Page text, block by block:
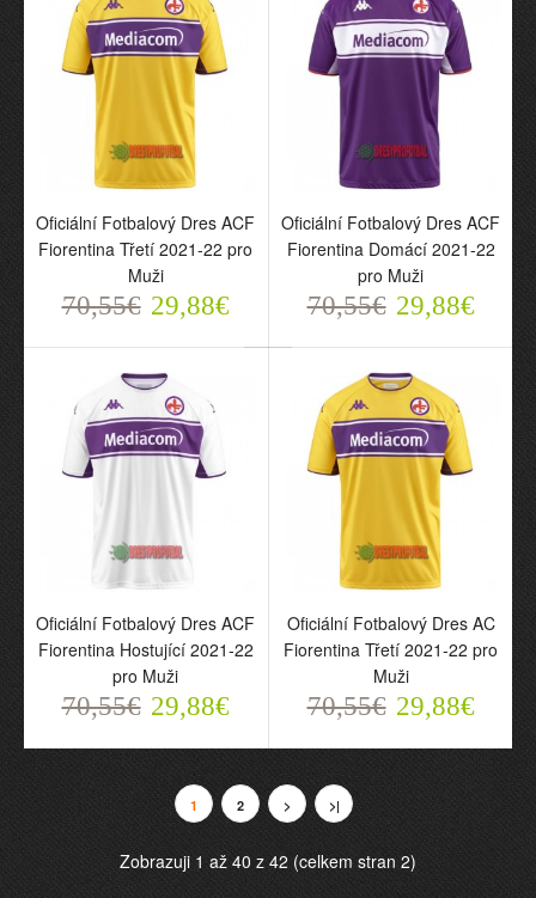
Oficiální Fotbalový Dres
AC Fiorentina Domácí
70,55€ 29,88€
Oficiální Fotbalový Dres
AC Fiorentina Hostující
70,55€ 29,88€
ACF Fiorentina Třetí
2021-22 pro Muži
70,55€ 29,88€
ACF Fiorentina Domácí
2021-22 pro Muži
70,55€ 29,88€
Oficiální Fotbalový Dres ACF
Fiorentina Třetí 2021-22 pro
Muži
70,55€ 29,88€
Oficiální Fotbalový Dres ACF
Fiorentina Domácí 2021-22
pro Muži
70,55€ 29,88€
Oficiální Fotbalový Dres ACF
Fiorentina Hostující 2021-22
pro Muži
70,55€ 29,88€
Oficiální Fotbalový Dres AC
Fiorentina Třetí 2021-22 pro
Muži
70,55€ 29,88€
1 2 > >|
Zobrazuji 1 až 40 z 42 (celkem stran 2)